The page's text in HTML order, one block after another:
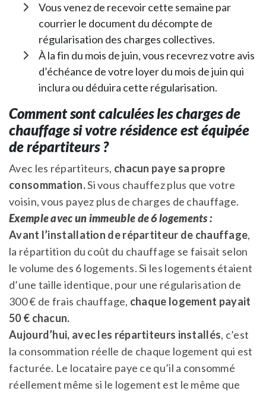
Vous venez de recevoir cette semaine par
courrier le document du décompte de
régularisation des charges collectives.
À la fin du mois de juin, vous recevrez votre avis
d’échéance de votre loyer du mois de juin qui
inclura ou déduira cette régularisation.
Comment sont calculées les charges de
chauffage si votre résidence est équipée
de répartiteurs ?
Avec les répartiteurs, chacun paye sa propre
consommation.Si vous chauffez plus que votre
voisin, vous payez plus de charges de chauffage.
Exemple avec un immeuble de 6 logements :
Avant l’installation de répartiteur de chauffage,
la répartition du coût du chauffage se faisait selon
le volume des 6 logements. Si les logements étaient
d’une taille identique, pour une régularisation de
300 € de frais chauffage, chaque logement payait
50 € chacun.
Aujourd’hui, avec les répartiteurs installés, c’est
la consommation réelle de chaque logement qui est
facturée. Le locataire paye ce qu’il a consommé
réellement même si le logement est le même que